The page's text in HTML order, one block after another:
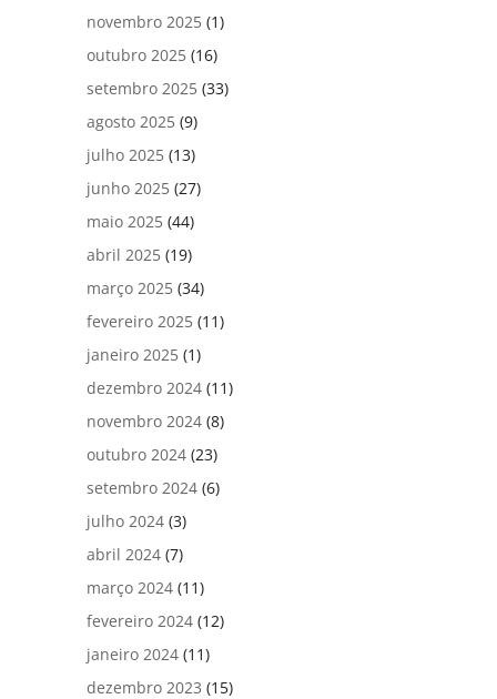
novembro 2025 (1)
outubro 2025 (16)
setembro 2025 (33)
agosto 2025 (9)
julho 2025 (13)
junho 2025 (27)
maio 2025 (44)
abril 2025 (19)
março 2025 (34)
fevereiro 2025 (11)
janeiro 2025 (1)
dezembro 2024 (11)
novembro 2024 (8)
outubro 2024 (23)
setembro 2024 (6)
julho 2024 (3)
abril 2024 (7)
março 2024 (11)
fevereiro 2024 (12)
janeiro 2024 (11)
dezembro 2023 (15)